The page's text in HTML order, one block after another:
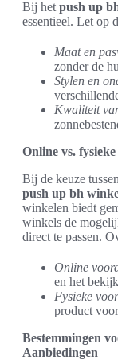
Bij het push up
essentieel. Let op
Maat en
zonder de
Stylen en
Kwaliteit
Online vs.
Bij de keuze
push up bh
winkelen biedt
winkels de
direct te passen.
Online
en het
Fysieke
product
Bestemmingen
Aanbiedingen